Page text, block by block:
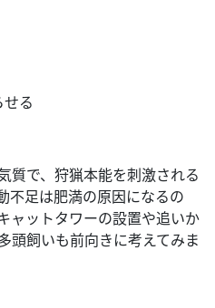
る
質で、狩猟本能を刺激される
不足は肥満の原因になるの
ャットタワーの設置や追いか
頭飼いも前向きに考えてみま